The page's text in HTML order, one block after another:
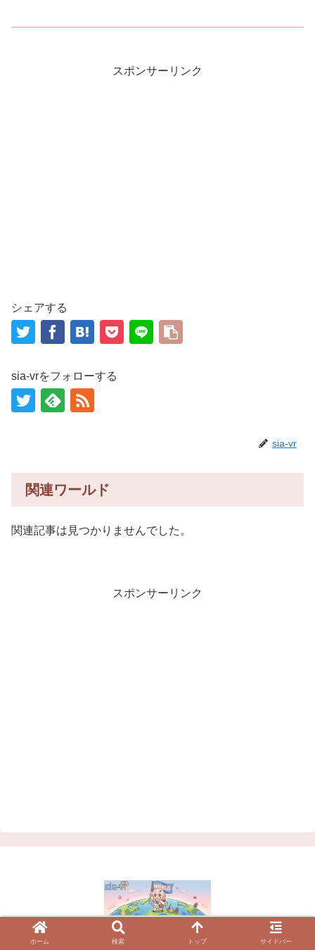
スポンサーリンク
シェアする
sia-vrをフォローする
sia-vr
関連ワールド
関連記事は見つかりませんでした。
スポンサーリンク
© 2023 VRChatワールド紹介サイト | シアVR.
ホーム 検索 トップ サイドバー